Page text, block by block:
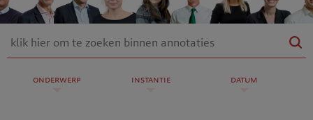
onderwerp instantie datum